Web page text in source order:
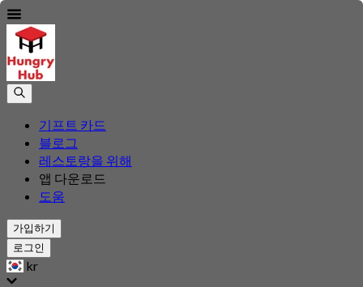
기프트 카드
블로그
레스토랑을 위해
앱 다운로드
도움
가입하기
로그인
kr